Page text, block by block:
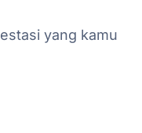
yang kamu